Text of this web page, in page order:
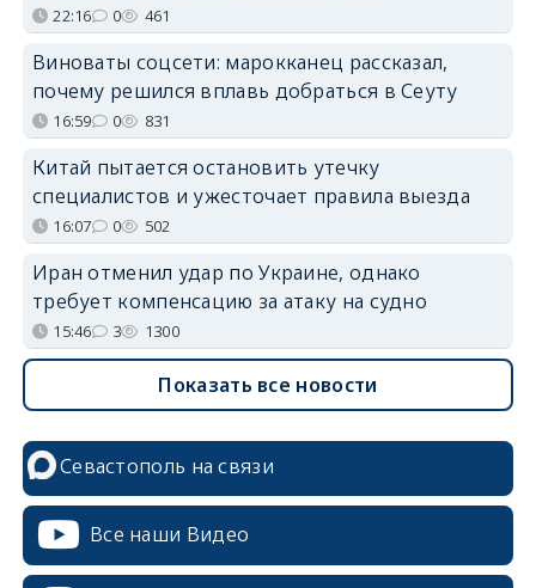
22:16 0 461
Виноваты соцсети: марокканец рассказал,
почему решился вплавь добраться в Сеуту
16:59 0 831
Китай пытается остановить утечку
специалистов и ужесточает правила выезда
16:07 0 502
Иран отменил удар по Украине, однако
требует компенсацию за атаку на судно
15:46 3 1300
Показать все новости
Севастополь на связи
Все наши Видео